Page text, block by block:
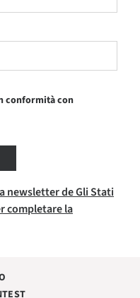
conformità con
newsletter de Gli Stati
completare la